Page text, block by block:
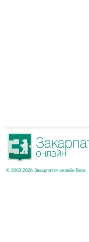
© 2003-2026 Закарпаття онлайн Beta